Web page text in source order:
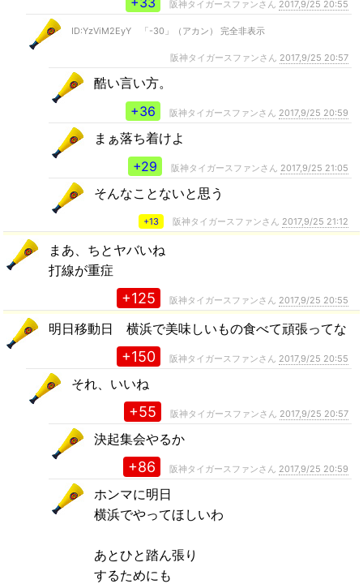
阪神タイガースファンさん 2017,9/25 20:55
ID:YzViM2EyY 「-30」（アカン） 完全非表示
阪神タイガースファンさん 2017,9/25 20:57
酷い言い方。
+36
阪神タイガースファンさん 2017,9/25 20:59
まぁ落ち着けよ
+29
阪神タイガースファンさん 2017,9/25 21:05
そんなことないと思う
+13 阪神タイガースファンさん 2017,9/25 21:12
まあ、ちとヤバいね
打線が重症
+125 阪神タイガースファンさん 2017,9/25 20:55
明日移動日 横浜で美味しいもの食べて頑張ってな
+150 阪神タイガースファンさん 2017,9/25 20:55
それ、いいね
+55 阪神タイガースファンさん 2017,9/25 20:57
決起集会やるか
+86 阪神タイガースファンさん 2017,9/25 20:59
ホンマに明日
横浜でやってほしいわ
あとひと踏ん張り
するためにも